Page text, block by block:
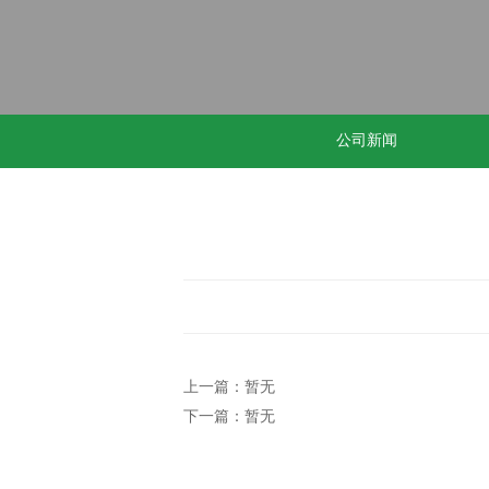
公司新闻
上一篇：暂无
下一篇：暂无